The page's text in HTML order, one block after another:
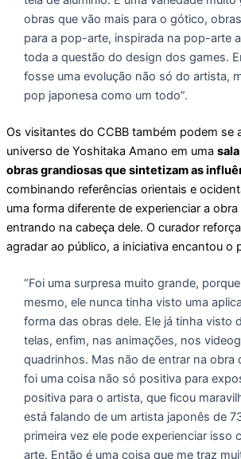
obras que vão mais para o gótico,
para a pop-arte, inspirada na pop-arte
toda a questão do design dos games.
fosse uma evolução não só do artista,
pop japonesa como um todo”.
Os visitantes do CCBB também podem se
universo de Yoshitaka Amano em uma
obras grandiosas que sintetizam as
combinando referências orientais e
uma forma diferente de experienciar a
entrando na cabeça dele. O curador
agradar ao público, a iniciativa encantou o
“Foi uma surpresa muito grande,
mesmo, ele nunca tinha visto uma
forma das obras dele. Ele já tinha visto
telas, enfim, nas animações, nos
quadrinhos. Mas não de entrar na obra
foi uma coisa não só positiva para
positiva para o artista, que ficou
está falando de um artista japonês de
primeira vez ele pode experienciar isso
arte. Então é uma coisa que me traz